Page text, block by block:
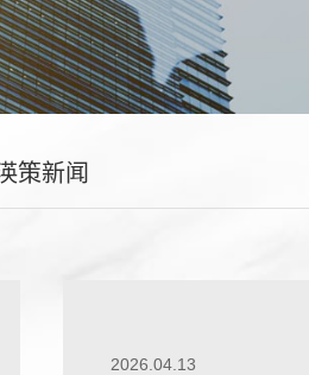
策新闻
2026.04.13